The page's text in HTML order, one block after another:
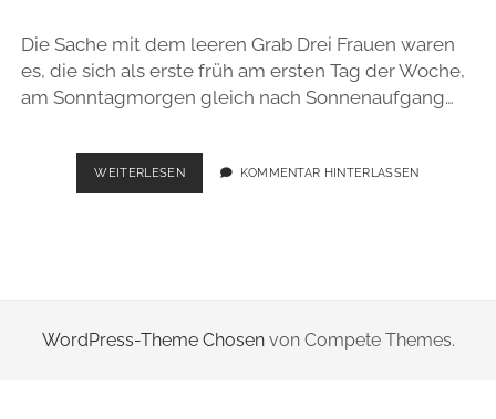
instagram
email
Die Sache mit dem leeren Grab Drei Frauen waren
es, die sich als erste früh am ersten Tag der Woche,
am Sonntagmorgen gleich nach Sonnenaufgang…
WEITERLESENOSTERN
VERSTEHEN?!
KOMMENTAR HINTERLASSEN
WordPress-Theme Chosenvon Compete Themes.